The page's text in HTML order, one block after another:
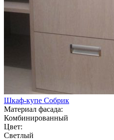
Шкаф-купе Собрик
Материал фасада:
Комбинированный
Цвет:
Светлый